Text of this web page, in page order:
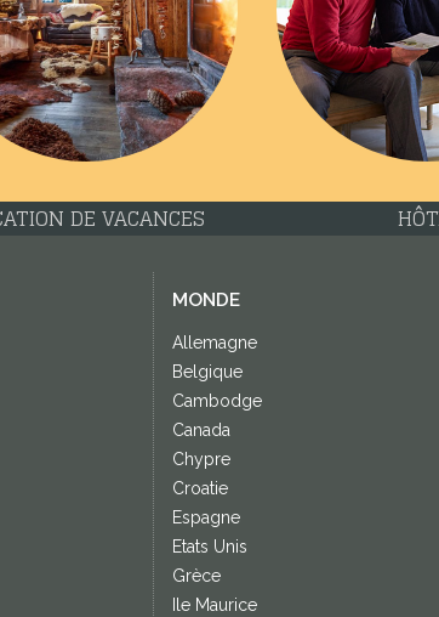
DE VACANCES
MONDE
Allemagne
Belgique
Cambodge
Canada
Chypre
Croatie
Espagne
Etats Unis
Grèce
Ile Maurice